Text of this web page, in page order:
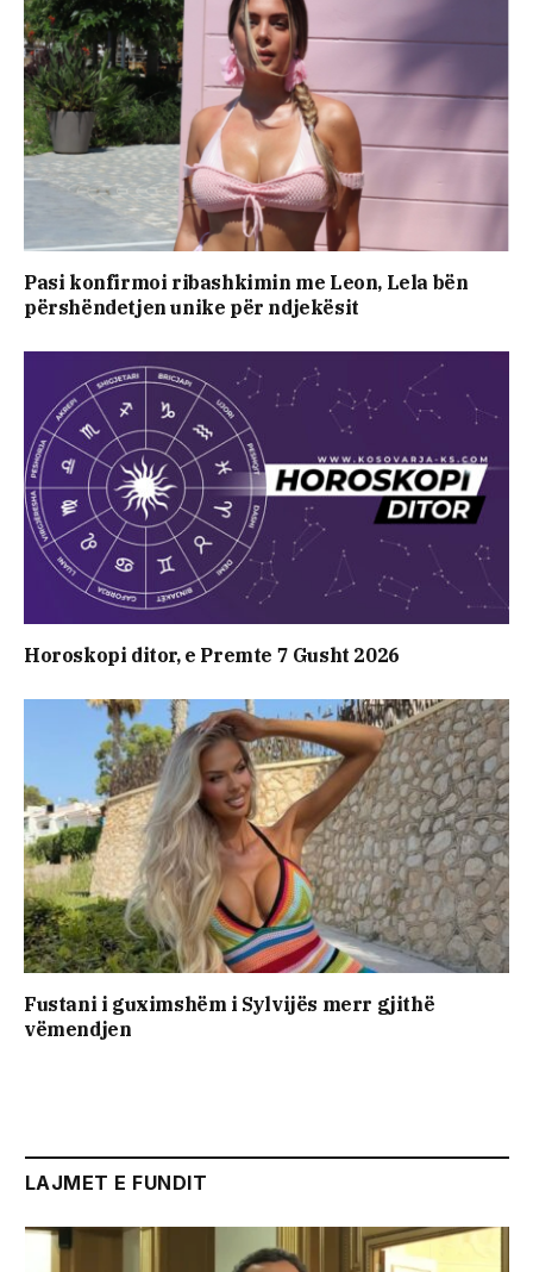
Pasi konfirmoi ribashkimin me Leon, Lela bën
përshëndetjen unike për ndjekësit
Horoskopi ditor, e Premte 7 Gusht 2026
Fustani i guximshëm i Sylvijës merr gjithë
vëmendjen
LAJMET E FUNDIT